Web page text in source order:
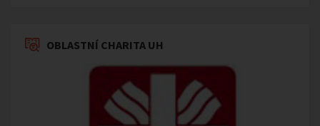
OBLASTNÍ CHARITA UH